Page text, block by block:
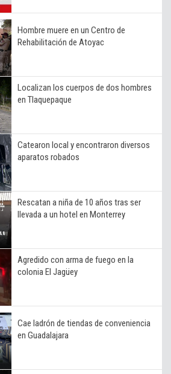
Hombre muere en un Centro de
Rehabilitación de Atoyac
Localizan los cuerpos de dos hombres
en Tlaquepaque
Catearon local y encontraron diversos
aparatos robados
Rescatan a niña de 10 años tras ser
llevada a un hotel en Monterrey
Agredido con arma de fuego en la
colonia El Jagüey
Cae ladrón de tiendas de conveniencia
en Guadalajara